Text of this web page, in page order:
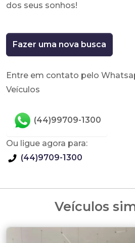
dos seus sonhos!
Fazer uma nova busca
Entre em contato pelo
Veículos
(44)99709-1300
Ou ligue agora para:
(44)9709-1300
Veículos